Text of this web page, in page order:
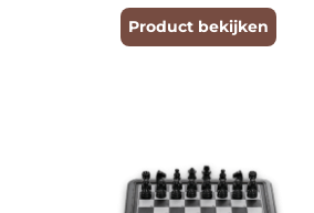
Product bekijken